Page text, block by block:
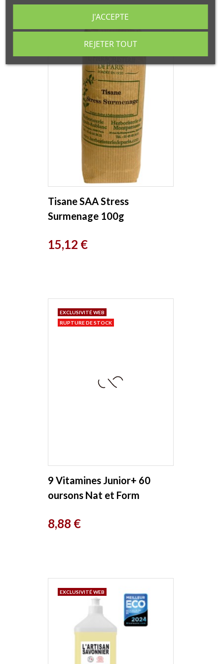
Tisane SAA Stress
Surmenage 100g
Prix
15,12 €
9 Vitamines Junior+ 60
oursons Nat et Form
Prix
8,88 €
EXCLUSIVITÉ WEB
RUPTURE DE STOCK
EXCLUSIVITÉ WEB
REJETER TOUT
J'ACCEPTE